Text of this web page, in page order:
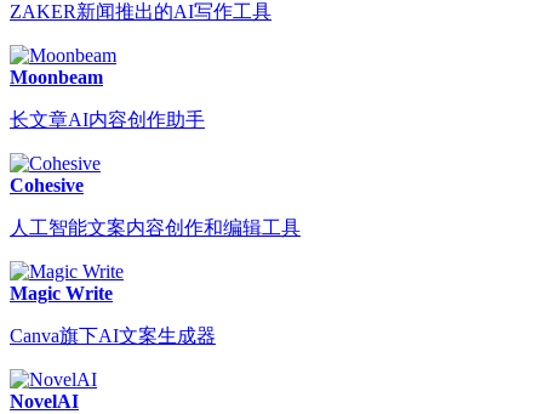
ZAKER新闻推出的AI写作工具
Moonbeam
长文章AI内容创作助手
Cohesive
人工智能文案内容创作和编辑工具
Magic Write
Canva旗下AI文案生成器
NovelAI